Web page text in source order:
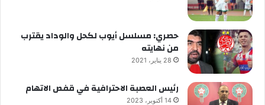
حصري: مسلسل أيوب لكحل والوداد يقترب
من نهايته
28 يناير، 2021
رئيس العصبة الاحترافية في قفص الاتهام
14 أكتوبر، 2023